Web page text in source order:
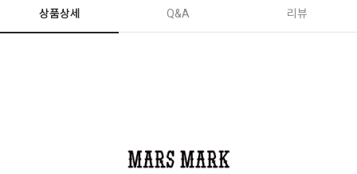
상품상세 Q&A 리뷰